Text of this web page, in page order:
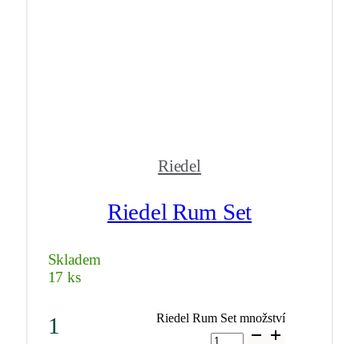
Riedel
Riedel Rum Set
Skladem
17 ks
1
Riedel Rum Set množství